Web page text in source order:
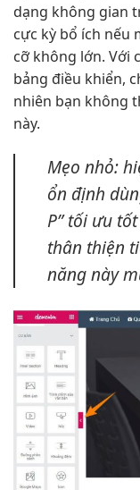
dạng không gian
cực kỳ bổ ích nếu
cỡ không lớn. Với
bảng điều khiển,
nhiên bạn không
này.
Mẹo nhỏ:
ổn định
P”tối ưu tốt
thân thiện
năng này